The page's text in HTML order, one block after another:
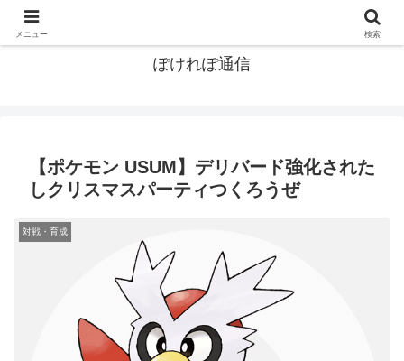
ぽけれぽ通信
【ポケモン USUM】デリバード強化された
しクリスマスパーティつくろうぜ
対戦・育成
メニュー 検索